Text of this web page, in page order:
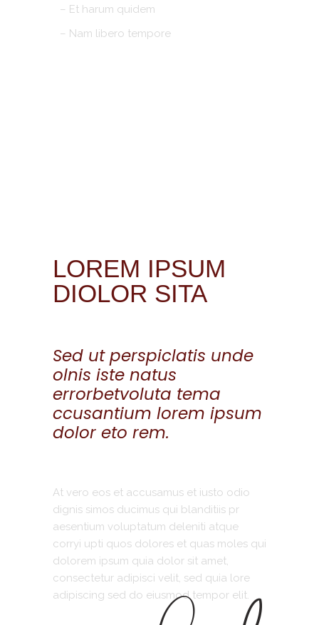
– Et harum quidem
– Nam libero tempore
LOREM IPSUM
DIOLOR SITA
Sed ut perspiclatis unde
olnis iste natus
errorbetvoluta tema
ccusantium lorem ipsum
dolor eto rem.
At vero eos et accusamus et iusto odio
dignis simos ducimus qui blanditiis pr
aesentium voluptatum deleniti atque
corryi upti quos dolores et quas moles qui
dolorem ipsum quia dolor sit amet,
consectetur adipisci velit, sed quia lore
adipiscing sed do eiusmod tempor elit.